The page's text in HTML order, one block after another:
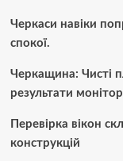
Черкаси навіки
спокої.
Черкащина: Чисті
результати
Перевірка вікон
конструкцій